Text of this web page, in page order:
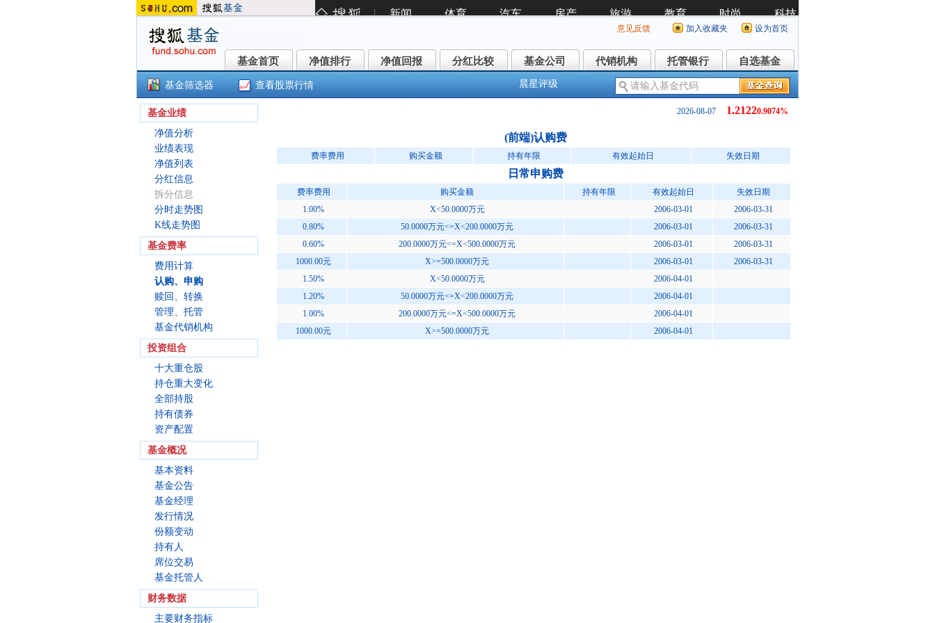
意见反馈 加入收藏夹 设为首页
基金首页
基金首页 净值排行
净值排行 净值回报
净值回报 分红比较
分红比较 基金公司
基金公司 代销机构
代销机构 托管银行
托管银行 自选基金
自选基金
基金筛选器 查看股票行情 晨星评级
基金业绩
净值分析
业绩表现
净值列表
分红信息
拆分信息
分时走势图
K线走势图
基金费率
费用计算
认购、申购
赎回、转换
管理、托管
基金代销机构
投资组合
十大重仓股
持仓重大变化
全部持股
持有债券
资产配置
基金概况
基本资料
基金公告
基金经理
发行情况
份额变动
持有人
席位交易
基金托管人
财务数据
主要财务指标
2026-08-07 1.21220.9074%
(前端)认购费
费率费用 购买金额 持有年限 有效起始日 失效日期
日常申购费
费率费用 购买金额 持有年限 有效起始日
失效日期
1.00%
X<50.0000万元 2006-03-01
2006-03-31
0.80%
50.0000万元<=X<200.0000万元 2006-03-01
2006-03-31
0.60%
200.0000万元<=X<500.0000万元 2006-03-01
2006-03-31
1000.00元
X>=500.0000万元 2006-03-01
2006-03-31
1.50%
X<50.0000万元
2006-04-01
1.20%
50.0000万元<=X<200.0000万元
2006-04-01
1.00%
200.0000万元<=X<500.0000万元
2006-04-01
1000.00元
X>=500.0000万元 2006-04-01